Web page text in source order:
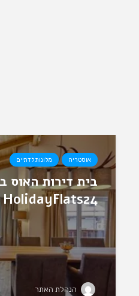
אוסטריה מלונות לדתיים
הנהלת האתר